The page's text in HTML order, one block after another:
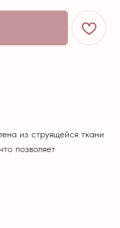
из струящейся ткани
позволяет